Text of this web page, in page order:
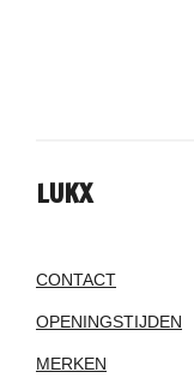
LUKX
CONTACT
OPENINGSTIJDEN
MERKEN